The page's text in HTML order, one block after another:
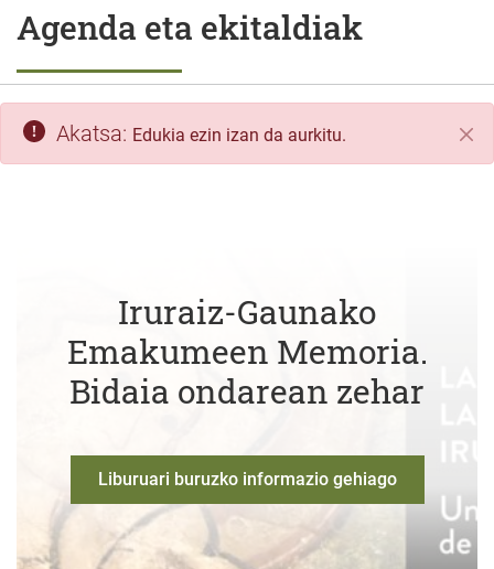
Agenda eta ekitaldiak
Itxi
Akatsa: Edukia ezin izan da aurkitu.
Iruraiz-Gaunako
Emakumeen Memoria.
Bidaia ondarean zehar
Liburuari buruzko informazio gehiago